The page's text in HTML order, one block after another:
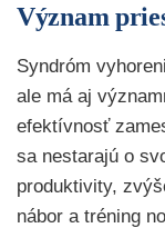
Význam
Syndróm
ale má aj
efektívnosť
sa nestarajú o
produktivity,
nábor a tréning